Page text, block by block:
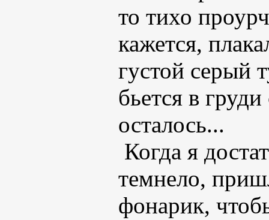
то тихо
кажется,
густой серый
бьется в
осталось...
Когда я
темнело,
фонарик,